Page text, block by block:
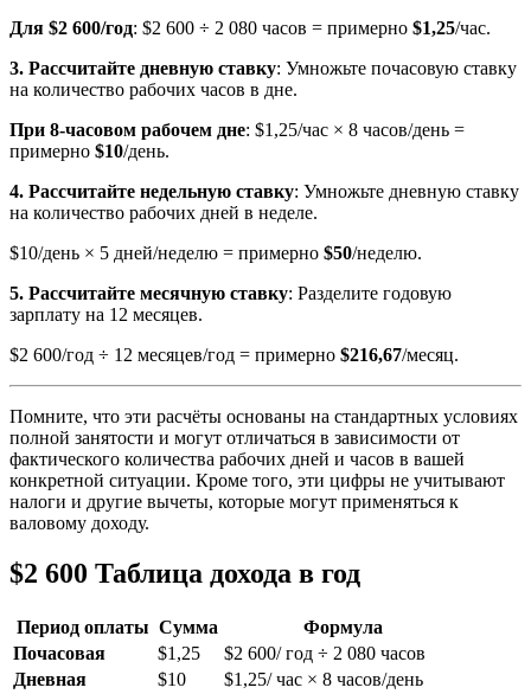
Для $2 600/год: $2 600 ÷ 2 080 часов = примерно $1,25/час.
3. Рассчитайте дневную ставку: Умножьте почасовую ставку
на количество рабочих часов в дне.
При 8-часовом рабочем дне: $1,25/час × 8 часов/день =
примерно $10/день.
4. Рассчитайте недельную ставку: Умножьте дневную ставку
на количество рабочих дней в неделе.
$10/день × 5 дней/неделю = примерно $50/неделю.
5. Рассчитайте месячную ставку: Разделите годовую
зарплату на 12 месяцев.
$2 600/год ÷ 12 месяцев/год = примерно $216,67/месяц.
Помните, что эти расчёты основаны на стандартных условиях
полной занятости и могут отличаться в зависимости от
фактического количества рабочих дней и часов в вашей
конкретной ситуации. Кроме того, эти цифры не учитывают
налоги и другие вычеты, которые могут применяться к
валовому доходу.
$2 600 Таблица дохода в год
Период оплаты Сумма
Формула
Почасовая
$1,25
$2 600/ год ÷ 2 080 часов
Дневная
$10
$1,25/ час × 8 часов/день